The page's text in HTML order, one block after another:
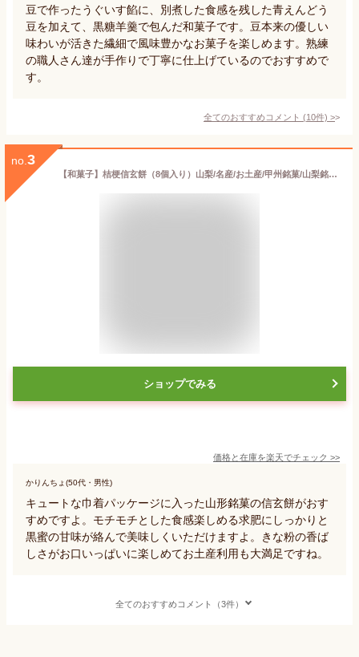
豆で作ったうぐいす餡に、別煮した食感を残した青えんどう
豆を加えて、黒糖羊羹で包んだ和菓子です。豆本来の優しい
味わいが活きた繊細で風味豊かなお菓子を楽しめます。熟練
の職人さん達が手作りで丁寧に仕上げているのでおすすめで
す。
全てのおすすめコメント (10件) >
no. 3
【和菓子】桔梗信玄餅（8個入り）山梨/名産/お土産/甲州銘菓/山梨銘菓/ご当地/スイーツ/和菓子/贈答/ギフト/お菓子/鐘山苑/お礼/お返し/きな粉/母の日/父の日/敬老の日/七五三/お礼
ショップでみる
価格と在庫を楽天でチェック >>
かりんちょ(50代・男性)
キュートな巾着パッケージに入った山形銘菓の信玄餅がおす
すめですよ。モチモチとした食感楽しめる求肥にしっかりと
黒蜜の甘味が絡んで美味しくいただけますよ。きな粉の香ば
しさがお口いっぱいに楽しめてお土産利用も大満足ですね。
全てのおすすめコメント（3件）